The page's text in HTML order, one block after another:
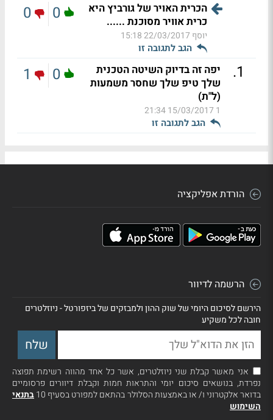
הכרית האויר של גורביץ היא
כרית אוויר מסוכנת ......
יוסף 22/03/2017 15:18
הגב לתגובה זו
0
0
1
.
יפה זה בדיוק השיטה הטכנית
שלך טיפ שלך שחסר משמעות
(ל"ת)
1
15/03/2017 21:34
הגב לתגובה זו
0
1
הורדת אפליקציה
הרשמה לדיוור
הירשם לסיכום היומי של שוק ההון ולמבזקים של ביזפורטל - ניוזלטרים
חובה לכל משקיע
אני מאשר קבלת שני ניוזלטרים, אשר כל אחד מהווה רשימת תפוצה
נפרדת, בנושאים סיכום יומי והתראות חמות וקבלת דיוורים פרסומיים
בדואר אלקטרוני ו/ או באמצעות הסלולר בהתאם למפורט בסעיף 10
בתנאי
השימוש